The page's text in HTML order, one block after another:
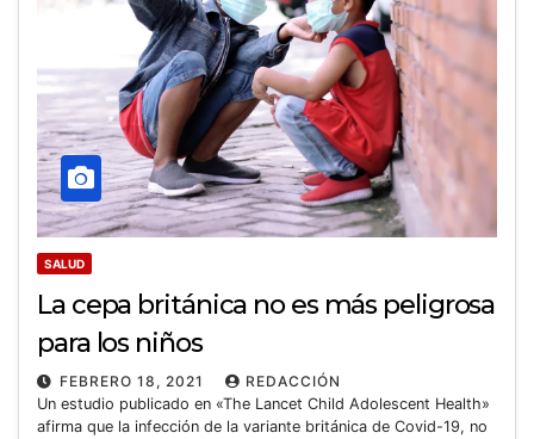
SALUD
La cepa británica no es más peligrosa
para los niños
FEBRERO 18, 2021
REDACCIÓN
Un estudio publicado en «The Lancet Child Adolescent Health»
afirma que la infección de la variante británica de Covid-19, no